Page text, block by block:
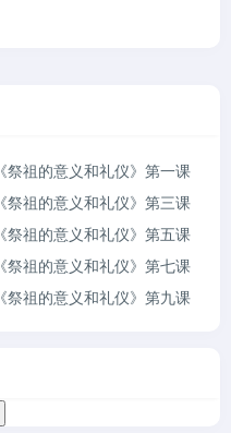
《祭祖的意义和礼仪》第一课
《祭祖的意义和礼仪》第三课
《祭祖的意义和礼仪》第五课
《祭祖的意义和礼仪》第七课
《祭祖的意义和礼仪》第九课